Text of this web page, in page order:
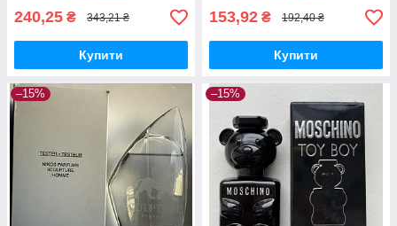
240,25 ₴ 343,21 ₴
Купити
153,92 ₴ 192,40 ₴
Купити
–15% –15%